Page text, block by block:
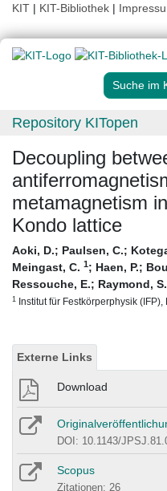
KIT | KIT-Bibliothek |
Suche im
Repository KITopen
Decoupling
metamagnetism
Kondo lattice
Aoki, D.; Paulsen, C.;
Meingast, C. 1; Haen, P.;
Ressouche, E.; Raymond, S.
1 Institut für Festkörperphysik
Externe Links
Download
DOI: 10.1143/
Scopus
Zitationen: 26